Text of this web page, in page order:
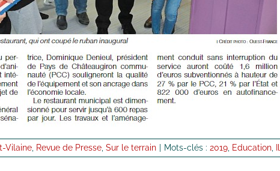
Vilaine Revue de Presse Sur le terrain Mots-clés : 2019 Education